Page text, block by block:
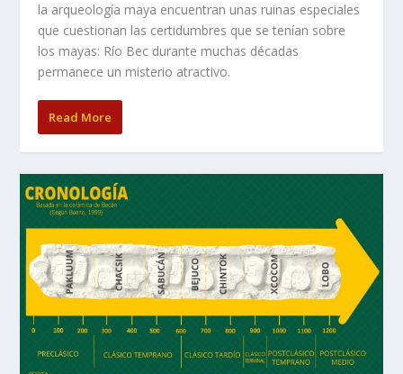
la arqueología maya encuentran unas ruinas especiales
que cuestionan las certidumbres que se tenían sobre
los mayas: Río Bec durante muchas décadas
permanece un misterio atractivo.
Read More